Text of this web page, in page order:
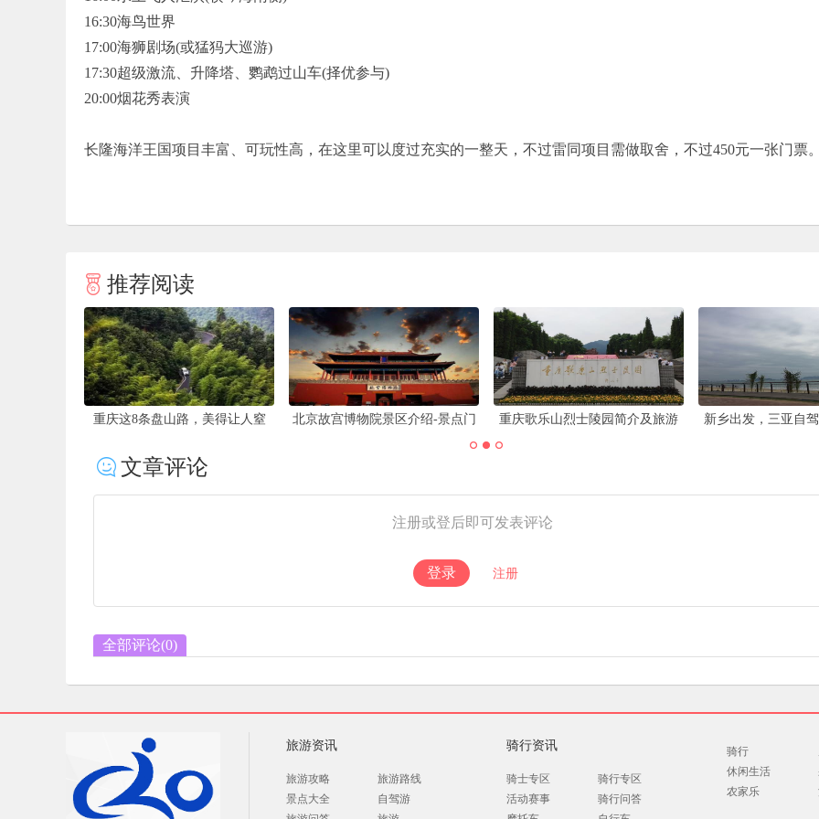
16:30海鸟世界
17:00海狮剧场(或猛犸大巡游)
17:30超级激流、升降塔、鹦鹉过山车(择优参与)
20:00烟花秀表演
长隆海洋王国项目丰富、可玩性高，在这里可以度过充实的一整天，不过雷同项目需做取舍，不过450元一张门票
推荐阅读
一起来感受“山城奇妙夜”吧！第二
天津滑雪场哪个最好玩?附开放时
武汉哪里有草莓园摘草莓 现在能
福州梁厝历史文化
文章评论
注册或登后即可发表评论
登录 注册
全部评论(0)
旅游资讯
旅游攻略
旅游路线
景点大全
自驾游
骑行资讯
骑士专区
骑行专区
活动赛事
骑行问答
骑行
休闲生活
农家乐